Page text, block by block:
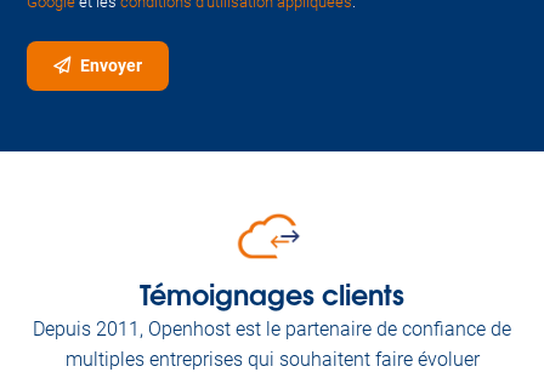
Envoyer
Témoignages clients
Depuis 2011, Openhost est le partenaire de confiance de
multiples entreprises qui souhaitent faire évoluer